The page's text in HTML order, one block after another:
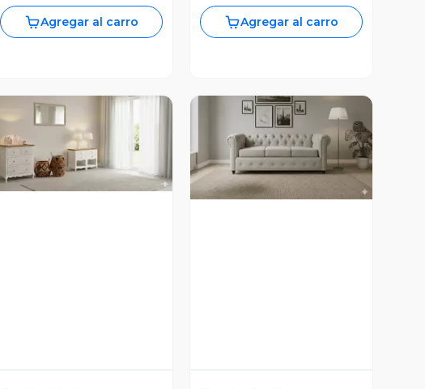
Agregar al carro Agregar al carro
Vista Previa Vista Previa